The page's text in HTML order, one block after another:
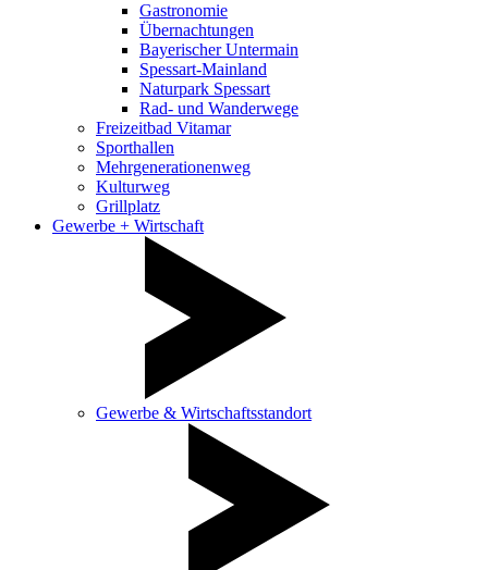
Gastronomie
Übernachtungen
Bayerischer Untermain
Spessart-Mainland
Naturpark Spessart
Rad- und Wanderwege
Freizeitbad Vitamar
Sporthallen
Mehrgenerationenweg
Kulturweg
Grillplatz
Gewerbe + Wirtschaft
Gewerbe & Wirtschaftsstandort